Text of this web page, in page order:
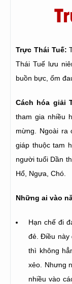
Trực Thái Tuế:
Thái Tuế lưu
buồn bực, ốm
Cách hóa giải
tham gia nhiều
mừng. Ngoài ra
giáp thuộc tam
người tuổi Dần
Hổ, Ngựa, Chó.
Những ai vào
Hạn chế đi
đẻ. Điều này
thì không
xẻo. Nhưng
nhiều vào